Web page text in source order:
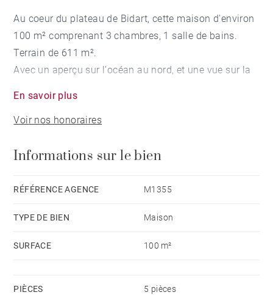
Au coeur du plateau de Bidart, cette maison d'environ
100 m² comprenant 3 chambres, 1 salle de bains.
Terrain de 611 m².
Avec un aperçu sur l'océan au nord, et une vue sur la
méritera une belle rénovation ou d'être reconstruite
pour jouir pleinement d'un emplacement de choix sur
En savoir plus
Voir nos honoraires
Informations sur le bien
RÉFÉRENCE AGENCE M1355
TYPE DE BIEN Maison
SURFACE 100 m²
PIÈCES 5 pièces